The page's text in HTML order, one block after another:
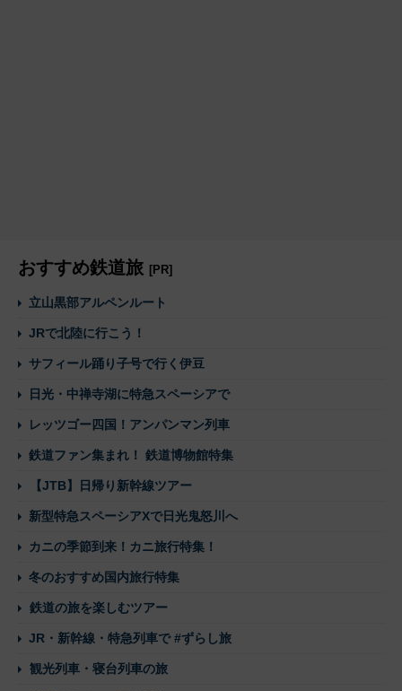
おすすめ鉄道旅 [PR]
立山黒部アルペンルート
JRで北陸に行こう！
サフィール踊り子号で行く伊豆
日光・中禅寺湖に特急スペーシアで
レッツゴー四国！アンパンマン列車
鉄道ファン集まれ！ 鉄道博物館特集
【JTB】日帰り新幹線ツアー
新型特急スペーシアXで日光鬼怒川へ
カニの季節到来！カニ旅行特集！
冬のおすすめ国内旅行特集
鉄道の旅を楽しむツアー
JR・新幹線・特急列車で #ずらし旅
観光列車・寝台列車の旅